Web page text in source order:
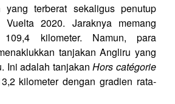
terberat sekaligus penutup
2020. Jaraknya memang
kilometer. Namun, para
tanjakan Angliru yang
Ini adalah tanjakanHors catégorie
kilometer dengan gradien rata-